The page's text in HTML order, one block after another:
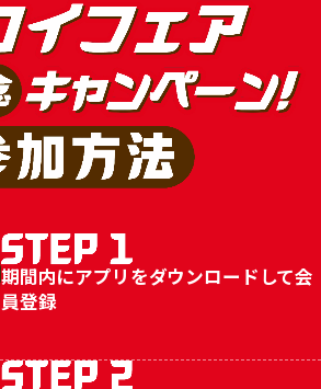
期間内にアプリをダウンロードして会
員登録